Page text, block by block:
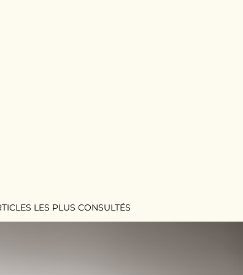
LES PLUS CONSULTÉS